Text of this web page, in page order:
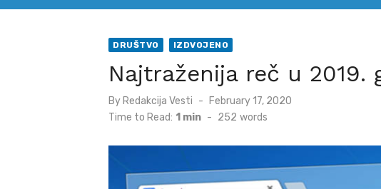
DRUŠTVO IZDVOJENO
Najtraženija reč u 2019.
By Redakcija Vesti
Posted
on
February 17, 2020
Time to Read: 1 min - 252 words